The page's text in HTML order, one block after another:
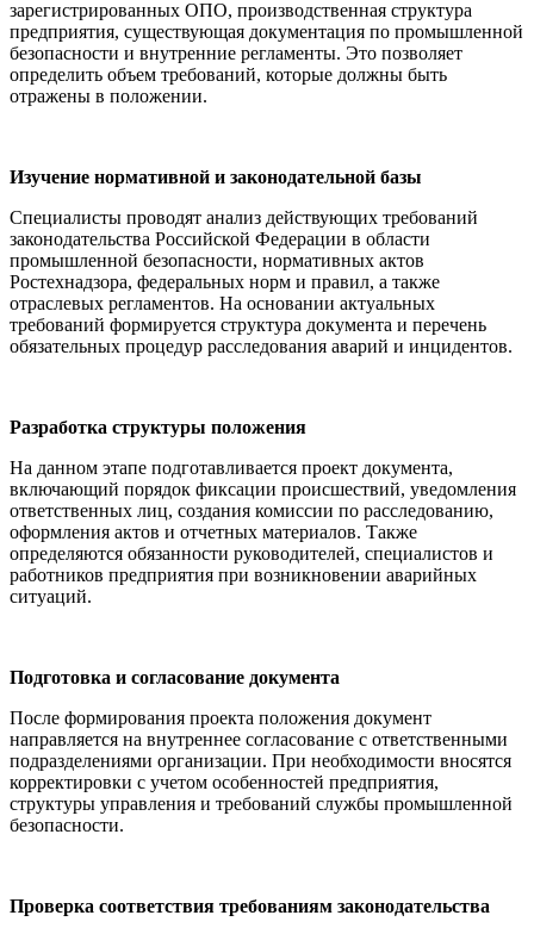
зарегистрированных ОПО, производственная структура
предприятия, существующая документация по промышленной
безопасности и внутренние регламенты. Это позволяет
определить объем требований, которые должны быть
отражены в положении.
Изучение нормативной и законодательной базы
Специалисты проводят анализ действующих требований
законодательства Российской Федерации в области
промышленной безопасности, нормативных актов
Ростехнадзора, федеральных норм и правил, а также
отраслевых регламентов. На основании актуальных
требований формируется структура документа и перечень
обязательных процедур расследования аварий и инцидентов.
Разработка структуры положения
На данном этапе подготавливается проект документа,
включающий порядок фиксации происшествий, уведомления
ответственных лиц, создания комиссии по расследованию,
оформления актов и отчетных материалов. Также
определяются обязанности руководителей, специалистов и
работников предприятия при возникновении аварийных
ситуаций.
Подготовка и согласование документа
После формирования проекта положения документ
направляется на внутреннее согласование с ответственными
подразделениями организации. При необходимости вносятся
корректировки с учетом особенностей предприятия,
структуры управления и требований службы промышленной
безопасности.
Проверка соответствия требованиям законодательства